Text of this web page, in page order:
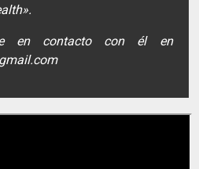
en contacto con él en